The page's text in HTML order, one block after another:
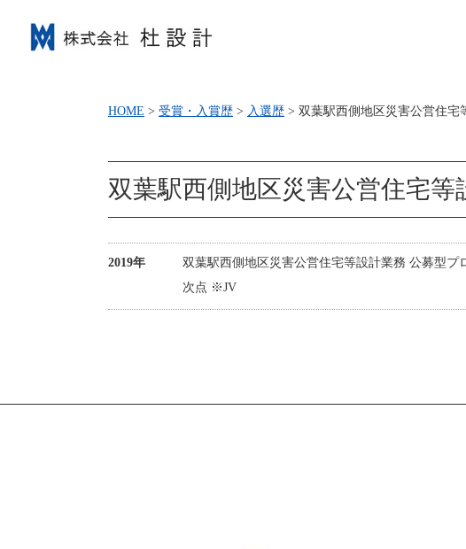
HOME > 受賞・入賞歴 > 入選歴 > 双葉駅西側地区災害公営住宅
双葉駅西側地区災害公営住宅
2019年
双葉駅西側地区災害公営住宅等設計業務 公募型プ
次点 ※JV